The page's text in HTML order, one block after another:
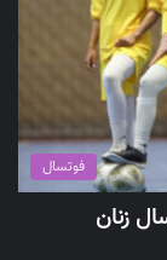
فوتسال
زنان